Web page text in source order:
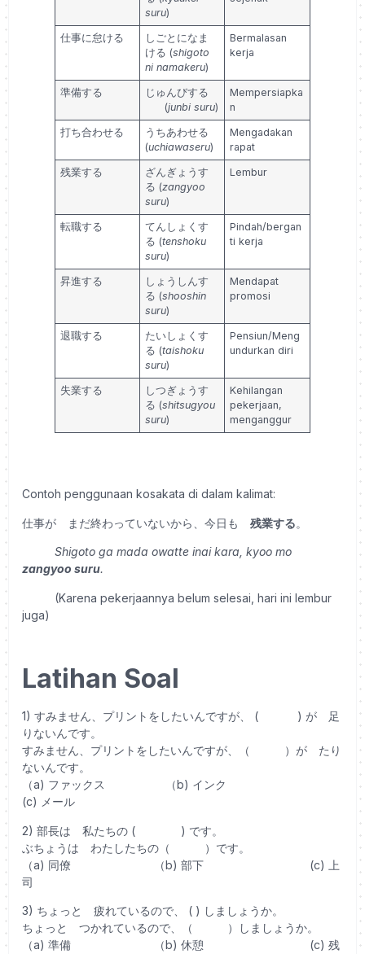
suru)
仕事に怠ける
しごとになま
ける (shigoto
ni namakeru)
Bermalasan
kerja
準備する
じゅんびする
(junbi suru)
Mempersiapka
n
打ち合わせる
うちあわせる
(uchiawaseru)
Mengadakan
rapat
残業する
ざんぎょうす
る (zangyoo
suru)
Lembur
転職する
てんしょくす
る (tenshoku
suru)
Pindah/bergan
ti kerja
昇進する
しょうしんす
る (shooshin
suru)
Mendapat
promosi
退職する
たいしょくす
る (taishoku
suru)
Pensiun/Meng
undurkan diri
失業する
しつぎょうす
る (shitsugyou
suru)
Kehilangan
pekerjaan,
menganggur
Contoh penggunaan kosakata di dalam kalimat:
仕事が まだ終わっていないから、今日も 残業する。
Shigoto ga mada owatte inai kara, kyoo mo
zangyoo suru.
(Karena pekerjaannya belum selesai, hari ini lembur
juga)
Latihan Soal
1) すみません、プリントをしたいんですが、 ( ) が 足
りないんです。
すみません、プリントをしたいんですが、（ ）が たり
ないんです。
（a) ファックス （b) インク
(c) メール
2) 部長は 私たちの ( ) です。
ぶちょうは わたしたちの（ ）です。
（a) 同僚 （b) 部下 (c) 上
司
3) ちょっと 疲れているので、 ( ) しましょうか。
ちょっと つかれているので、（ ）しましょうか。
（a) 準備 （b) 休憩 (c) 残